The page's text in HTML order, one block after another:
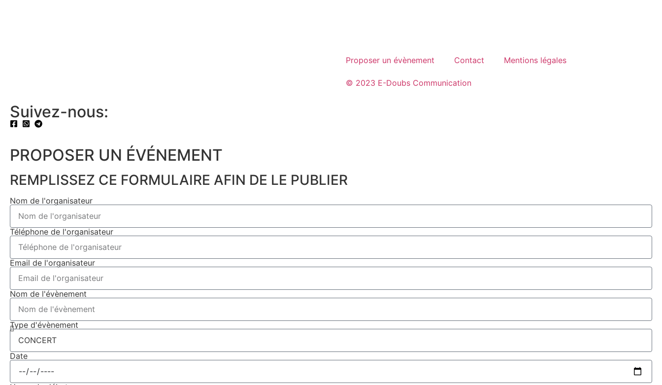
Proposer un évènement Contact Mentions légales
© 2023 E-Doubs Communication
Suivez-nous:
PROPOSER UN ÉVÉNEMENT​
REMPLISSEZ CE FORMULAIRE AFIN DE LE PUBLIER
Nom de l'organisateur
Téléphone de l'organisateur
Email de l'organisateur
Nom de l'évènement
Type d'évènement
Date